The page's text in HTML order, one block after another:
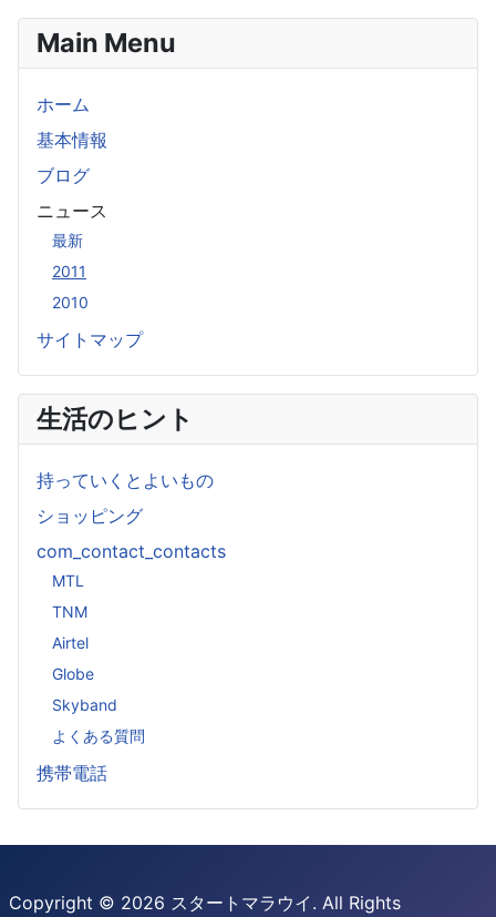
Main Menu
ホーム
基本情報
ブログ
ニュース
最新
2011
2010
サイトマップ
生活のヒント
持っていくとよいもの
ショッピング
com_contact_contacts
MTL
TNM
Airtel
Globe
Skyband
よくある質問
携帯電話
Copyright © 2026 スタートマラウイ. All Rights